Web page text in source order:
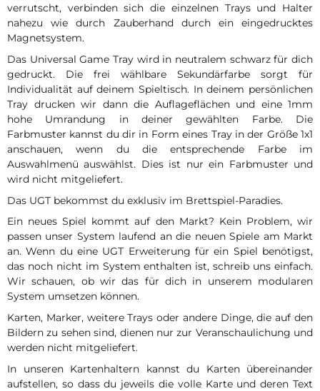
verrutscht, verbinden sich die einzelnen Trays und Halter
nahezu wie durch Zauberhand durch ein eingedrucktes
Magnetsystem.
Das Universal Game Tray wird in neutralem schwarz für dich
gedruckt. Die frei wählbare Sekundärfarbe sorgt für
Individualität auf deinem Spieltisch. In deinem persönlichen
Tray drucken wir dann die Auflageflächen und eine 1mm
hohe Umrandung in deiner gewählten Farbe. Die
Farbmuster kannst du dir in Form eines Tray in der Größe 1x1
anschauen, wenn du die entsprechende Farbe im
Auswahlmenü auswählst. Dies ist nur ein Farbmuster und
wird nicht mitgeliefert.
Das UGT bekommst du exklusiv im Brettspiel-Paradies.
Ein neues Spiel kommt auf den Markt? Kein Problem, wir
passen unser System laufend an die neuen Spiele am Markt
an. Wenn du eine UGT Erweiterung für ein Spiel benötigst,
das noch nicht im System enthalten ist, schreib uns einfach.
Wir schauen, ob wir das für dich in unserem modularen
System umsetzen können.
Karten, Marker, weitere Trays oder andere Dinge, die auf den
Bildern zu sehen sind, dienen nur zur Veranschaulichung und
werden nicht mitgeliefert.
In unseren Kartenhaltern kannst du Karten übereinander
aufstellen, so dass du jeweils die volle Karte und deren Text